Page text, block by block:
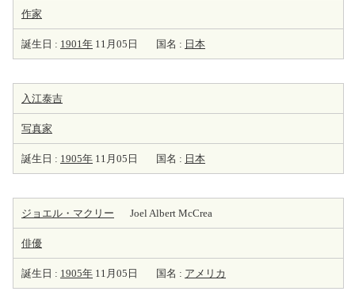
作家
誕生日 : 1901年 11月05日 国名 : 日本
入江泰吉
写真家
誕生日 : 1905年 11月05日 国名 : 日本
ジョエル・マクリー Joel Albert McCrea
俳優
誕生日 : 1905年 11月05日 国名 : アメリカ